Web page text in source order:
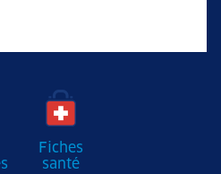
Fiches
santé